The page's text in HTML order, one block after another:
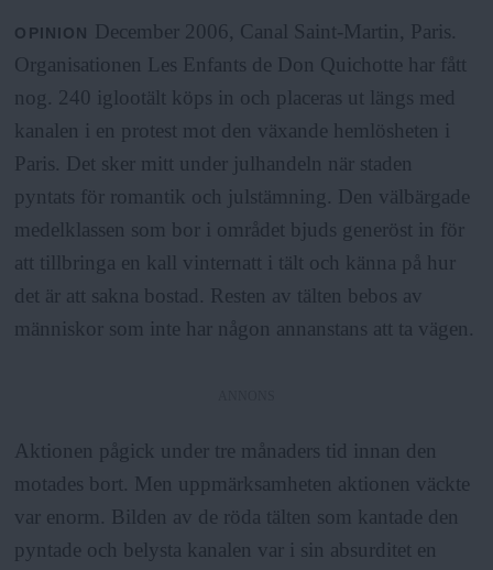
OPINION
December 2006, Canal Saint-Martin, Paris.
Organisationen Les Enfants de Don Quichotte har fått
nog. 240 iglootält köps in och placeras ut längs med
kanalen i en protest mot den växande hemlösheten i
Paris. Det sker mitt under julhandeln när staden
pyntats för romantik och julstämning. Den välbärgade
medelklassen som bor i området bjuds generöst in för
att tillbringa en kall vinternatt i tält och känna på hur
det är att sakna bostad. Resten av tälten bebos av
människor som inte har någon annanstans att ta vägen.
Aktionen pågick under tre månaders tid innan den
motades bort. Men uppmärksamheten aktionen väckte
var enorm. Bilden av de röda tälten som kantade den
pyntade och belysta kanalen var i sin absurditet en